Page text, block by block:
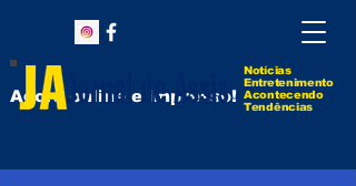
Notícias
Entretenimento
Acontecendo
Tendências
Agora online e impresso!